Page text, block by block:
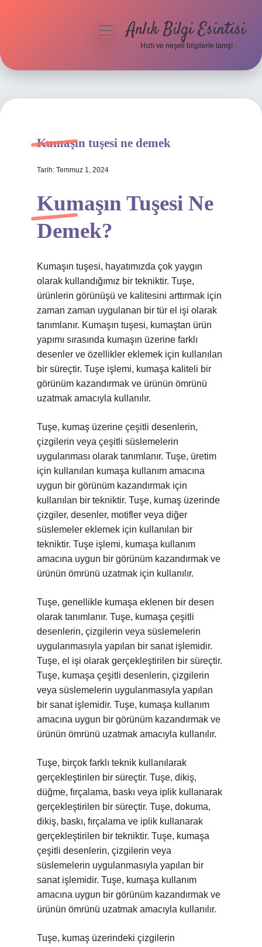
Hakkımızda
menüyüAnlık Bilgi Esintisi
Hızlı ve neşeli bilgilerle tanış!
Kumaşın tuşesi ne demek
Tarih: Temmuz 1, 2024
Kumaşın Tuşesi Ne
Demek?
Kumaşın tuşesi, hayatımızda çok yaygın
olarak kullandığımız bir tekniktir. Tuşe,
ürünlerin görünüşü ve kalitesini arttırmak için
zaman zaman uygulanan bir tür el işi olarak
tanımlanır. Kumaşın tuşesi, kumaştan ürün
yapımı sırasında kumaşın üzerine farklı
desenler ve özellikler eklemek için kullanılan
bir süreçtir. Tuşe işlemi, kumaşa kaliteli bir
görünüm kazandırmak ve ürünün ömrünü
uzatmak amacıyla kullanılır.
Tuşe, kumaş üzerine çeşitli desenlerin,
çizgilerin veya çeşitli süslemelerin
uygulanması olarak tanımlanır. Tuşe, üretim
için kullanılan kumaşa kullanım amacına
uygun bir görünüm kazandırmak için
kullanılan bir tekniktir. Tuşe, kumaş üzerinde
çizgiler, desenler, motifler veya diğer
süslemeler eklemek için kullanılan bir
tekniktir. Tuşe işlemi, kumaşa kullanım
amacına uygun bir görünüm kazandırmak ve
ürünün ömrünü uzatmak için kullanılır.
Tuşe, genellikle kumaşa eklenen bir desen
olarak tanımlanır. Tuşe, kumaşa çeşitli
desenlerin, çizgilerin veya süslemelerin
uygulanmasıyla yapılan bir sanat işlemidir.
Tuşe, el işi olarak gerçekleştirilen bir süreçtir.
Tuşe, kumaşa çeşitli desenlerin, çizgilerin
veya süslemelerin uygulanmasıyla yapılan
bir sanat işlemidir. Tuşe, kumaşa kullanım
amacına uygun bir görünüm kazandırmak ve
ürünün ömrünü uzatmak amacıyla kullanılır.
Tuşe, birçok farklı teknik kullanılarak
gerçekleştirilen bir süreçtir. Tuşe, dikiş,
düğme, fırçalama, baskı veya iplik kullanarak
gerçekleştirilen bir süreçtir. Tuşe, dokuma,
dikiş, baskı, fırçalama ve iplik kullanarak
gerçekleştirilen bir tekniktir. Tuşe, kumaşa
çeşitli desenlerin, çizgilerin veya
süslemelerin uygulanmasıyla yapılan bir
sanat işlemidir. Tuşe, kumaşa kullanım
amacına uygun bir görünüm kazandırmak ve
ürünün ömrünü uzatmak amacıyla kullanılır.
Tuşe, kumaş üzerindeki çizgilerin